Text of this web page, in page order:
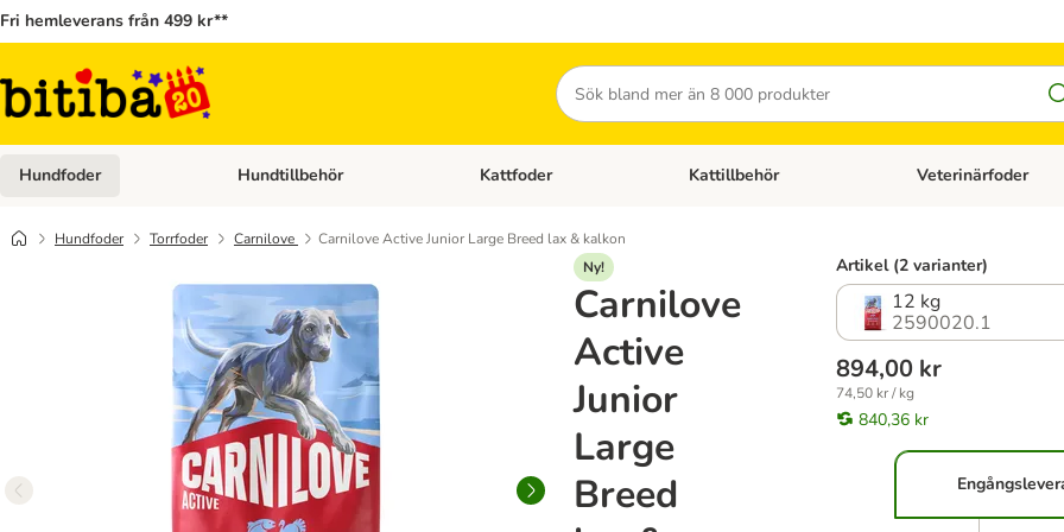
Fri hemleverans från 499 kr**
Sök
Hundfoder Open category menu: Hundfoder
Hundtillbehör Open category menu: Hundtillbehör
Kattfoder Open category menu: Kattfoder
Kattillbehör Open category menu:
Veterinärfoder
Hundfoder Torrfoder Carnilove
Carnilove Active Junior Large Breed lax & kalkon
Ny!
Carnilove
Active
Junior
Large
Breed
Artikel (2 varianter)
12 kg
2590020.1
894,00 kr
74,50 kr / kg
840,36 kr